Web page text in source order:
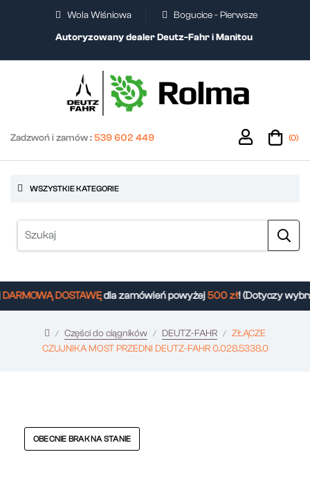
Wola Wiśniowa
Bogucice - Pierwsze
Autoryzowany dealer Deutz-Fahr i Manitou
Zadzwoń i zamów :539 602 449 (0)
WSZYSTKIE KATEGORIE
DOSTAWĘdla zamówień powyżej500 zł! (Dotyczy
Części do ciągników DEUTZ-FAHR
ZŁĄCZE
CZUJNIKA MOST PRZEDNI DEUTZ-FAHR 0.028.5338.0
OBECNIE BRAK NA STANIE